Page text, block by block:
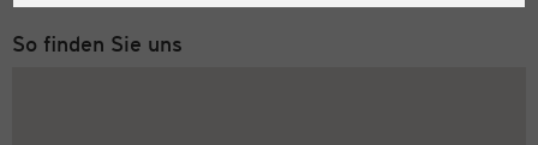
So finden Sie uns